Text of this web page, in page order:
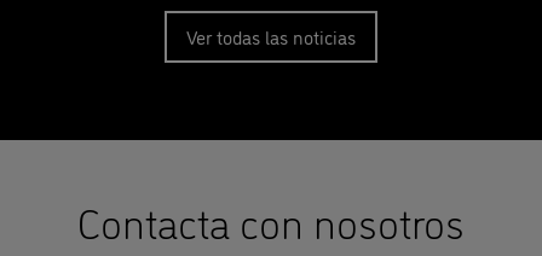
Ver todas las noticias
Contacta con nosotros